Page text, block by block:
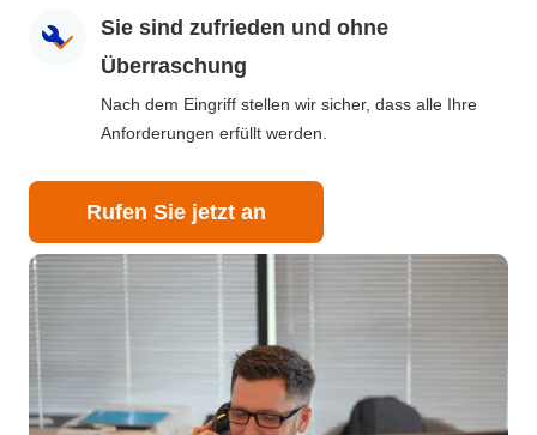
Sie sind zufrieden und ohne
Überraschung
Nach dem Eingriff stellen wir sicher, dass alle Ihre
Anforderungen erfüllt werden.
Rufen Sie jetzt an